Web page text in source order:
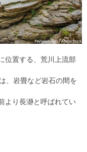
位置する、荒川上流部
、岩畳など岩石の間を
より長瀞と呼ばれてい